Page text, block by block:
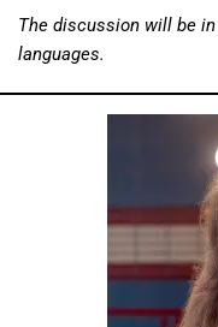
The discussion will be
languages.